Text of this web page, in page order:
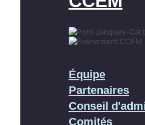
Équipe
Partenaires
Conseil
Comités